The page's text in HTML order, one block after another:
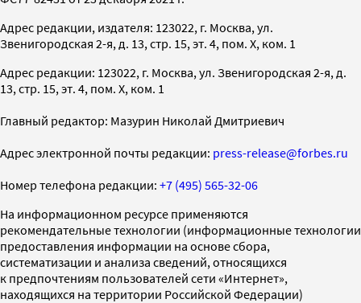
Адрес редакции, издателя: 123022, г. Москва, ул.
Звенигородская 2-я, д. 13, стр. 15, эт. 4, пом. X, ком. 1
Адрес редакции: 123022, г. Москва, ул. Звенигородская 2-я, д.
13, стр. 15, эт. 4, пом. X, ком. 1
Главный редактор: Мазурин Николай Дмитриевич
Адрес электронной почты редакции: press-release@forbes.ru
Номер телефона редакции: +7 (495) 565-32-06
На информационном ресурсе применяются
рекомендательные технологии (информационные технологии
предоставления информации на основе сбора,
систематизации и анализа сведений, относящихся
к предпочтениям пользователей сети «Интернет»,
находящихся на территории Российской Федерации)